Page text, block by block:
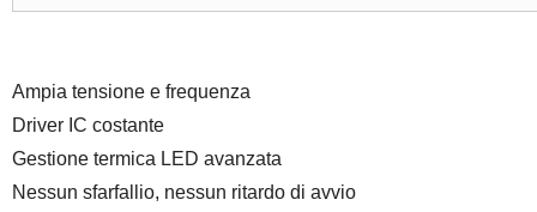
Ampia tensione e frequenza
Driver IC costante
Gestione termica LED avanzata
Nessun sfarfallio, nessun ritardo di avvio